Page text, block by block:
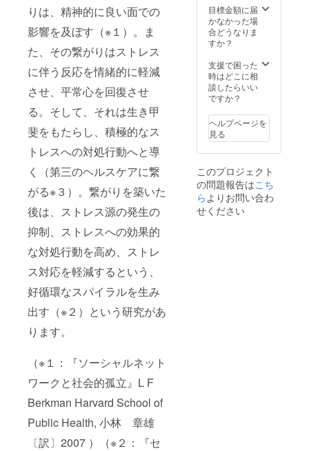
りは、精神的に良い面での
影響を及ぼす（※１）。ま
た、その繋がりはストレス
に伴う反応を情緒的に軽減
させ、平常心を回復させ
る。そして、それは生き甲
斐をもたらし、積極的なス
トレスへの対処行動へと導
く（第三のヘルスケアに繋
がる※３）。繋がりを築いた
後は、ストレス源の発生の
抑制、ストレスへの効果的
な対処行動を高め、ストレ
ス対応を軽減するという、
好循環なスパイラルを生み
出す（※２）という研究があ
ります。
（※１：『ソーシャルネット
ワークと社会的孤立』L F
Berkman Harvard School of
Public Health, 小林 章雄
〔訳〕2007 ）（※２：『セ
く早め
にご連
絡させ
す。
渡しい
たしま
す。 ア
プリ内
名前を
記載さ
せてい
ただき
※資金の
集まり
次第で
は、日
後する
可能性
がござ
いま
す、そ
いま
す。 ま
た、公
共の場
会いた
しま
す。）
初期の
入った
ここで
しか手
に入ら
リジナ
ルTシャ
ツを２
枚お送
りさせ
目標金額に届
かなかった場
合どうなりま
すか？
支援で困った
時はどこに相
談したらいい
ですか？
ヘルプページを
見る
このプロジェクト
の問題報告はこち
ら よりお問い合わ
せください